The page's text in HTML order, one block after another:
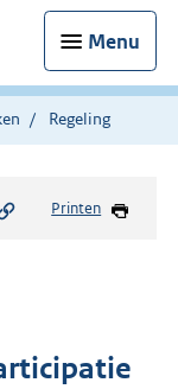
Menu
Regeling
Printen